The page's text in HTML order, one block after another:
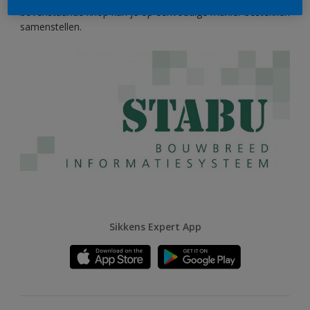
bovenstaande knop kun je op eenvoudige manier bestekken
samenstellen.
Sikkens Expert App